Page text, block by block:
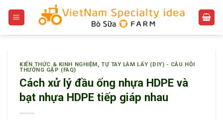
KIẾN THỨC & KINH NGHIỆM,TỰ TAY LÀM LẤY (DIY) - CÂU HỎI
THƯỜNG GẶP (FAQ)
Cách xử lý đầu ống nhựa HDPE và
bạt nhựa HDPE tiếp giáp nhau